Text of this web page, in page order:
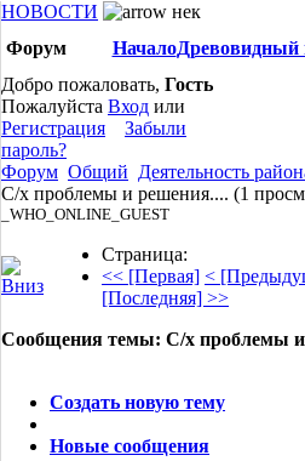
НОВОСТИ
нек
Форум
НачалоДревовидный
Добро пожаловать, Гость
Пожалуйста Вход или
Регистрация
Забыли
пароль?
Форум Общий Деятельность
С/х проблемы и решения.... (1
_WHO_ONLINE_GUEST
Страница:
<< [Первая] <
[Последняя] >>
Сообщения темы: С/х проблемы
Создать новую тему
Новые сообщения